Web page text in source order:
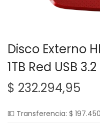
Disco Externo
1TB Red USB 3.2
$ 232.294,95
💵 Transferencia: $